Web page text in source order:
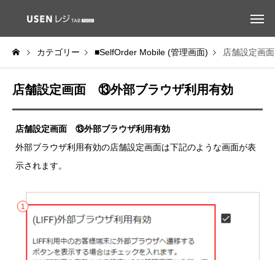
カテゴリー ■SelfOrder Mobile (管理画面) 店舗設定画
店舗設定画面 ⑬外部ブラウザ利用有効
店舗設定画面 ⑬外部ブラウザ利用有効
外部ブラウザ利用有効の店舗設定画面は下記のような画面が表
示されます。